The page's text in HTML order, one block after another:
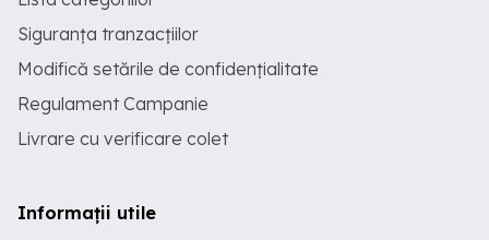
Siguranța tranzacțiilor
Modifică setările de confidențialitate
Regulament Campanie
Livrare cu verificare colet
Informații utile